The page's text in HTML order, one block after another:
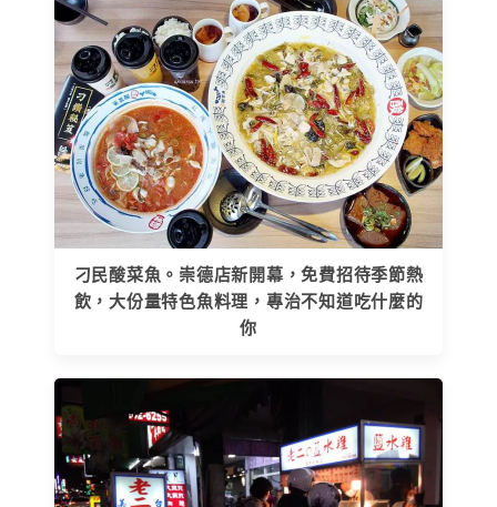
刁民酸菜魚。崇德店新開幕，免費招待季節熱
飲，大份量特色魚料理，專治不知道吃什麼的
你